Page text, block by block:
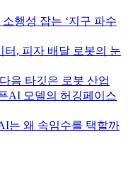
행성 잡는 ‘지구 파수
, 피자 배달 로봇의 눈
음 타깃은 로봇 산업
AI 모델의 허깅페이스
는 왜 속임수를 택할까